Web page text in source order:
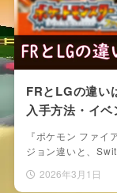
FRとLGの違い
入手方法・イ
『ポケモン ファ
ジョン違いと、
2026年3月1日